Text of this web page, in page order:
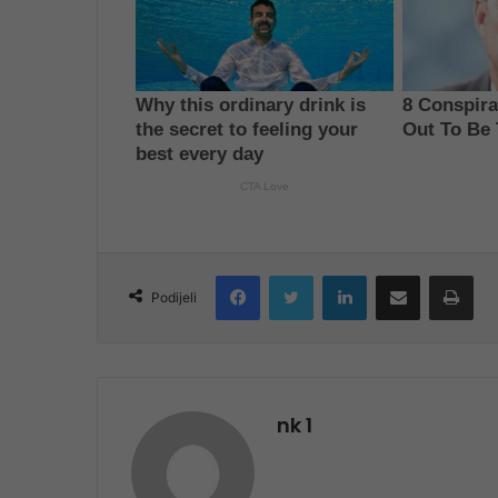
Podijeli
FacebookTwitter LinkedInShare via Email
nk 1